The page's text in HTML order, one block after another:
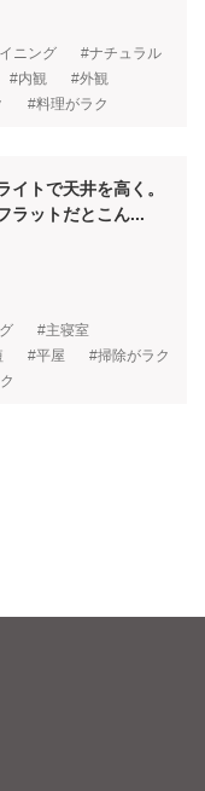
ニング
#ナチュラル
#内観
#外観
#料理がラク
イトで天井を高く。
ラットだとこん...
#主寝室
#平屋
#掃除がラク